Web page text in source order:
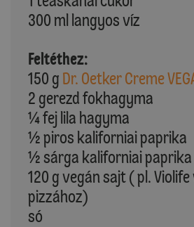
300 ml langyos víz
Feltéthez:
150 g Dr. Oetker Creme
2 gerezd fokhagyma
¼ fej lila hagyma
½ piros kaliforniai paprika
½ sárga kaliforniai paprika
120 g vegán sajt ( pl.
pizzához)
só